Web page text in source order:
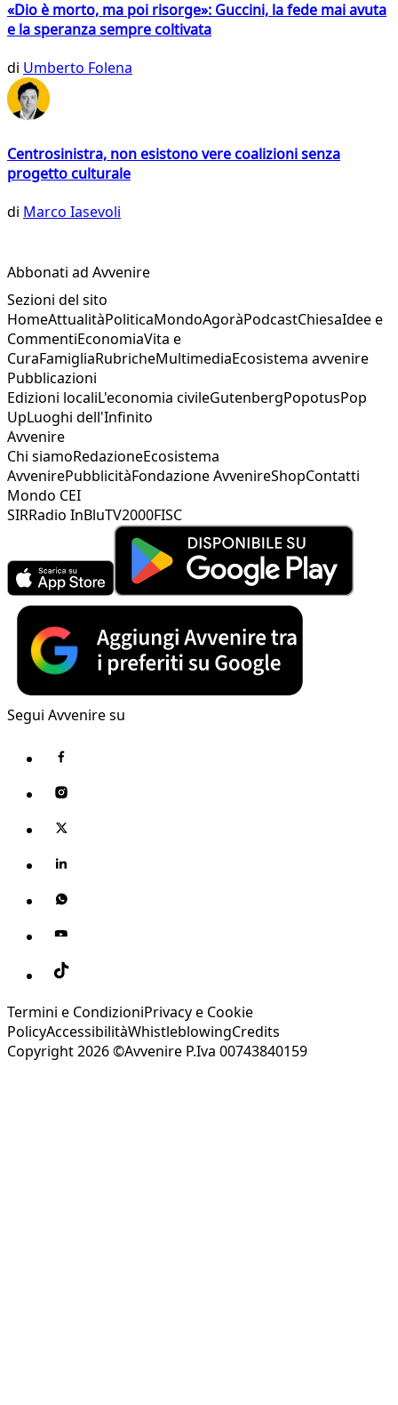
«Dio è morto, ma poi risorge»: Guccini, la fede mai avuta
e la speranza sempre coltivata
di Umberto Folena
Centrosinistra, non esistono vere coalizioni senza
progetto culturale
di Marco Iasevoli
Abbonati ad Avvenire
Sezioni del sito
HomeAttualitàPoliticaMondoAgoràPodcastChiesaIdee e
CommentiEconomiaVita e
CuraFamigliaRubricheMultimediaEcosistema avvenire
Pubblicazioni
Edizioni localiL'economia civileGutenbergPopotusPop
UpLuoghi dell'Infinito
Avvenire
Chi siamoRedazioneEcosistema
AvvenirePubblicitàFondazione AvvenireShopContatti
Mondo CEI
SIRRadio InBluTV2000FISC
Segui Avvenire su
Termini e CondizioniPrivacy e Cookie
PolicyAccessibilitàWhistleblowingCredits
Copyright 2026 ©Avvenire P.Iva 00743840159